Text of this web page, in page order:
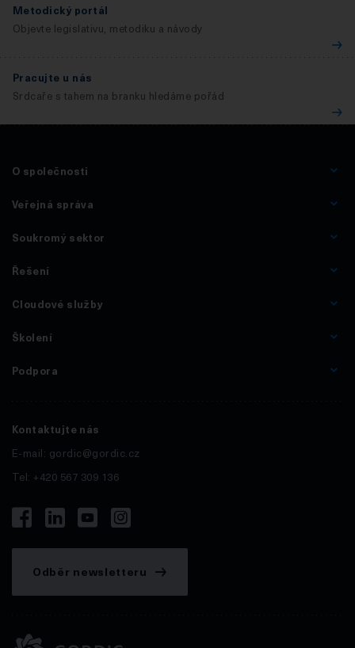
Metodický portál
Objevte legislativu, metodiku a návody
Pracujte u nás
Srdcaře s tahem na branku hledáme pořád
O společnosti
Veřejná správa
Soukromý sektor
Řešení
Cloudové služby
Školení
Podpora
Kontaktujte nás
E-mail: gordic@gordic.cz
Tel: +420 567 309 136
Odběr newsletteru